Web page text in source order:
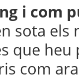
i com
sota
que
com